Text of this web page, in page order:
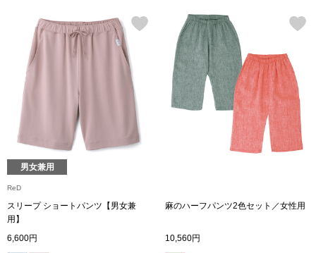
すべて見る
／チュニック
ダーウェア
ハンドバッグ
ショルダーバ
ブリーフケース
クラッチバッグ
リュック･バッ
男女兼用
ReD
スリープ ショートパンツ【男女兼
用】
6,600円
麻のハーフパンツ2色セット／女性用
10,560円